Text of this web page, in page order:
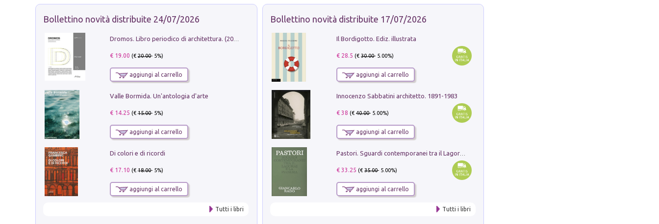
Bollettino novità distribuite 24/07/2026
Dromos. Libro periodico di architettura. (2026). Vol. 15: Post-model
€ 19.00 (€20.00- 5%)
aggiungi al carrello
Valle Bormida. Un'antologia d'arte
€ 14.25 (€15.00- 5%)
aggiungi al carrello
Di colori e di ricordi
€ 17.10 (€18.00- 5%)
aggiungi al carrello
Tutti i libri
Bollettino novità distribuite 17/07/2026
Il Bordigotto. Ediz. illustrata
€ 28.5 (€30.00- 5.00%)
aggiungi al carrello
Innocenzo Sabbatini architetto. 1891-1983
€ 38 (€40.00- 5.00%)
aggiungi al carrello
€ 33.25 (€35.00- 5.00%)
aggiungi al carrello
Tutti i libri